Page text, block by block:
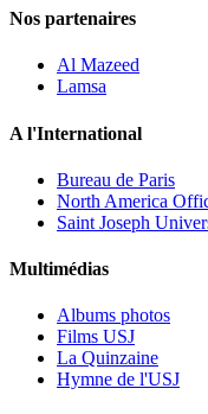
Nos partenaires
Al Mazeed
Lamsa
A l'International
Bureau de Paris
North America
Saint Joseph
Multimédias
Albums photos
Films USJ
La Quinzaine
Hymne de l'USJ